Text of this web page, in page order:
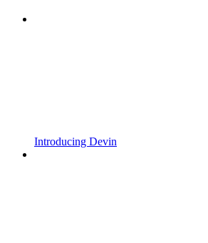
Introducing Devin